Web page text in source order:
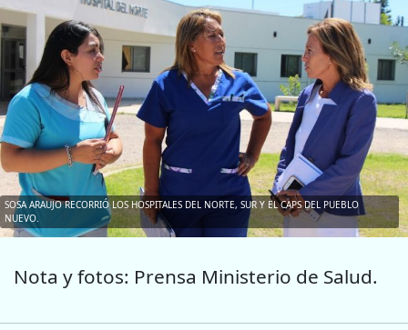
SOSA ARAUJO RECORRIÓ LOS HOSPITALES DEL NORTE, SUR Y EL CAPS DEL PUEBLO
NUEVO.
Nota y fotos: Prensa Ministerio de Salud.